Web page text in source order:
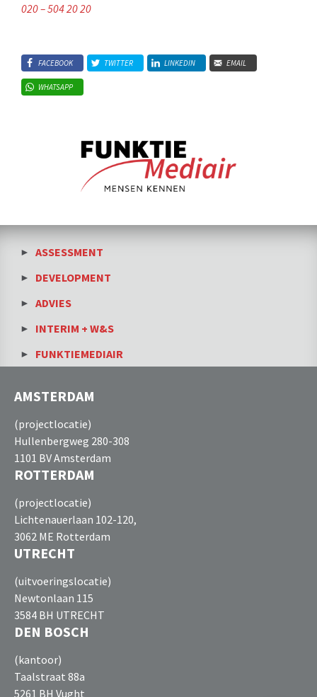
020 – 504 20 20
FACEBOOK TWITTER LINKEDIN EMAIL
WHATSAPP
ASSESSMENT
DEVELOPMENT
ADVIES
INTERIM + W&S
FUNKTIEMEDIAIR
AMSTERDAM
(projectlocatie)
Hullenbergweg 280-308
1101 BV Amsterdam
ROTTERDAM
(projectlocatie)
Lichtenauerlaan 102-120,
3062 ME Rotterdam
UTRECHT
(uitvoeringslocatie)
Newtonlaan 115
3584 BH UTRECHT
DEN BOSCH
(kantoor)
Taalstraat 88a
5261 BH Vught